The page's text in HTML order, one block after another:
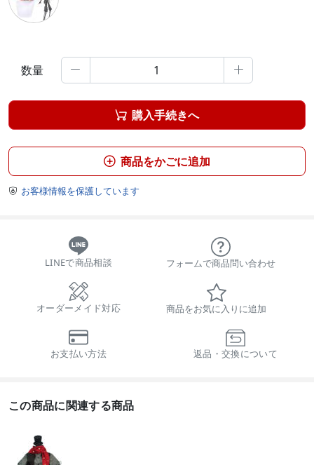
数量  
 購入手続きへ
 商品をかごに追加
 お客様情報を保護しています
LINEで商品相談 フォームで商品問い合わせ
オーダーメイド対応 商品をお気に入りに追加
お支払い方法 返品・交換について
この商品に関連する商品